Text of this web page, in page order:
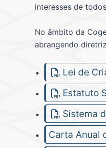
interesses de
No âmbito da
abrangendo
Lei de
Estatuto
Sistema
Carta Anual